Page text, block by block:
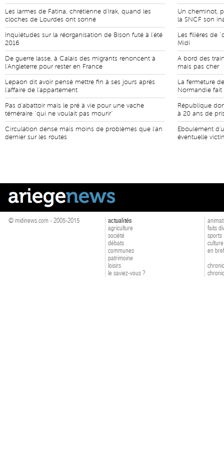
Les larmes de Fatina, chrétienne d'Irak, quand les
cloches de Lourdes ont sonné
Inquiétudes sur la réorganisation de Bison futé à l'été
2016
De guerre lasse, à Calais des migrants renoncent à
l'Angleterre pour rester en France
Lepaon dit avoir pensé mettre fin à ses jours après
l'affaire de l'appartement
Pas d'abattoir mais le pré à vie pour une vache
téméraire "qui ne voulait pas mourir"
Circulation dense mais moins de problèmes que l'an
dernier sur les routes
Un cheminot,
la SNCF son
Les filières de
Midi
A bord des
mais pas cher
La fermeture
Normandie
République
à 20 ans de
Eboulement
éventuelle
© midinews.com - 2005-2015
actualités
agriculture
société
débats
communes
patrimoine
loisirs
le saviez-vous ?
faits
sports
culture
en bref